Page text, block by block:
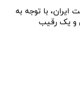
با توجه به
و یک رقیب